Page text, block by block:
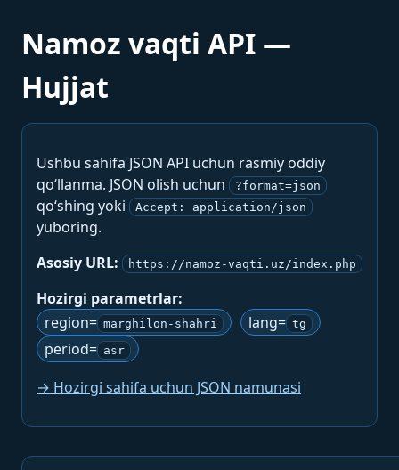
Namoz vaqti API —
Hujjat
Ushbu sahifa JSON API uchun rasmiy oddiy
qo‘llanma. JSON olish uchun
?format=json
qo‘shing yoki Accept: application/json
yuboring.
Asosiy URL:
https://namoz-vaqti.uz/index.php
Hozirgi parametrlar:
region= marghilon-shahri lang= tg
period= asr
→ Hozirgi sahifa uchun JSON namunasi